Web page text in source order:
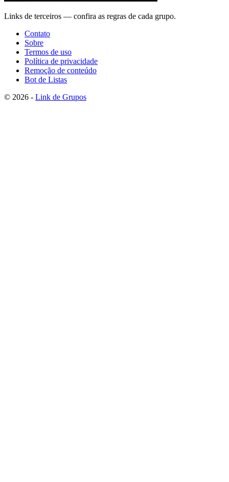
Links de terceiros — confira as regras de cada grupo.
Contato
Sobre
Termos de uso
Política de privacidade
Remoção de conteúdo
Bot de Listas
© 2026 - Link de Grupos